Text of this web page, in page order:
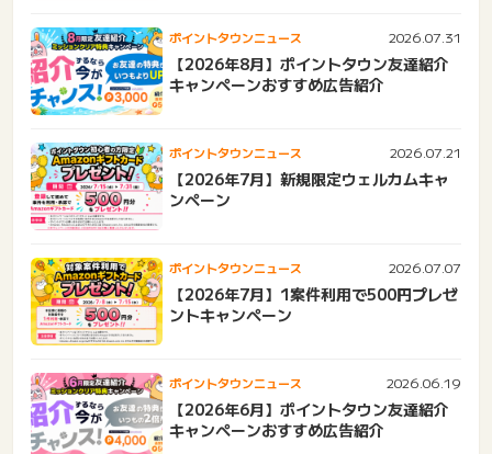
ポイントタウンニュース 2026.07.31
【2026年8月】ポイントタウン友達紹介
キャンペーンおすすめ広告紹介
ポイントタウンニュース 2026.07.21
【2026年7月】新規限定ウェルカムキャ
ンペーン
ポイントタウンニュース 2026.07.07
【2026年7月】1案件利用で500円プレゼ
ントキャンペーン
ポイントタウンニュース 2026.06.19
【2026年6月】ポイントタウン友達紹介
キャンペーンおすすめ広告紹介